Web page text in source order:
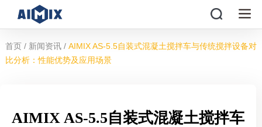
首页 / 新闻资讯 / AIMIX AS-5.5自装式混凝土搅拌车与传统搅拌设备对
比分析：性能优势及应用场景
AIMIX AS-5.5自装式混凝土搅拌车